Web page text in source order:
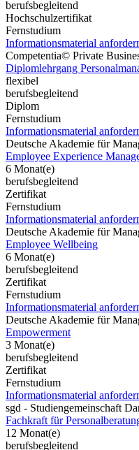
berufsbegleitend
Hochschulzertifikat
Fernstudium
Informationsmaterial
Competentia© Private
Diplomlehrgang
flexibel
berufsbegleitend
Diplom
Fernstudium
Informationsmaterial
Deutsche Akademie für
Employee Experience
6 Monat(e)
berufsbegleitend
Zertifikat
Fernstudium
Informationsmaterial
Deutsche Akademie für
Employee Wellbeing
6 Monat(e)
berufsbegleitend
Zertifikat
Fernstudium
Informationsmaterial
Deutsche Akademie für
Empowerment
3 Monat(e)
berufsbegleitend
Zertifikat
Fernstudium
Informationsmaterial
sgd - Studiengemeinschaft
Fachkraft für
12 Monat(e)
berufsbegleitend